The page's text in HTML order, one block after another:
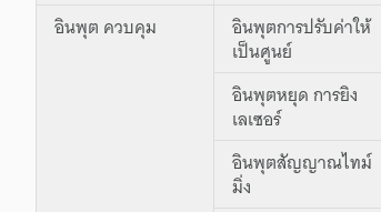
อินพุต ควบคุม อินพุตการปรับค่าให้
เป็นศูนย์
อินพุตหยุด การยิง
เลเซอร์
อินพุตสัญญาณไทม์
มิ่ง